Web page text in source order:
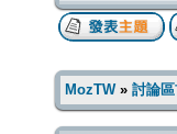
MozTW» 討論